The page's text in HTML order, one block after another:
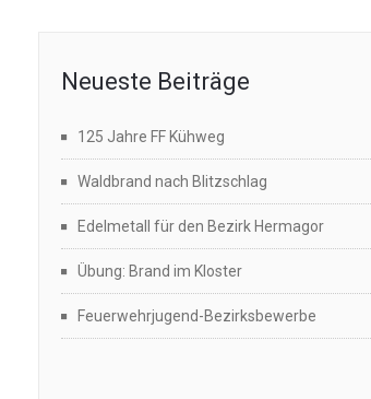
Neueste Beiträge
125 Jahre FF Kühweg
Waldbrand nach Blitzschlag
Edelmetall für den Bezirk Hermagor
Übung: Brand im Kloster
Feuerwehrjugend-Bezirksbewerbe